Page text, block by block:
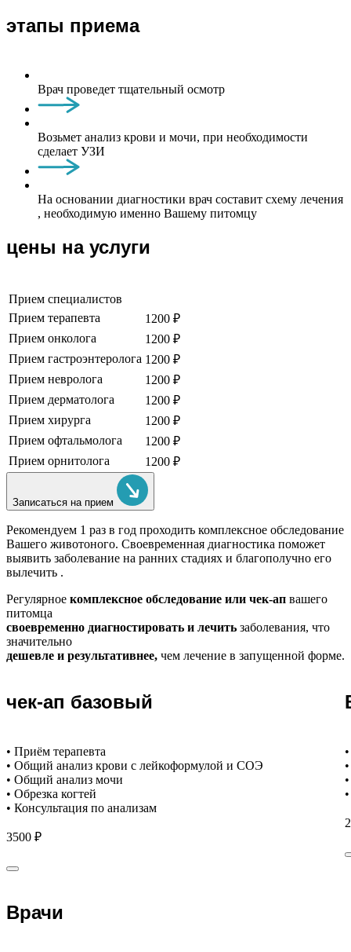
этапы приема
Врач проведет тщательный осмотр
Возьмет анализ крови и мочи, при необходимости
сделает УЗИ
На основании диагностики врач составит схему лечения
, необходимую именно Вашему питомцу
цены на услуги
Прием специалистов
Прием терапевта
1200 ₽
Прием онколога
1200 ₽
Прием гастроэнтеролога 1200 ₽
Прием невролога
1200 ₽
Прием дерматолога
1200 ₽
Прием хирурга
1200 ₽
Прием офтальмолога
1200 ₽
Прием орнитолога
1200 ₽
Записаться на прием
Рекомендуем 1 раз в год проходить комплексное обследование
Вашего животоного. Своевременная диагностика поможет
выявить заболевание на ранних стадиях и благополучно его
вылечить .
Регулярное комплексное обследование или чек-ап вашего
питомца
своевременно диагностировать и лечить заболевания, что
значительно
дешевле и результативнее, чем лечение в запущенной форме.
чек-ап базовый
• Приём терапевта
• Общий анализ крови с лейкоформулой и СОЭ
• Общий анализ мочи
• Обрезка когтей
• Консультация по анализам
3500 ₽
Врачи